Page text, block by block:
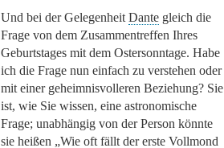
Und bei der Gelegenheit Dante gleich die
Frage von dem Zusammentreffen Ihres
Geburtstages mit dem Ostersonntage. Habe
ich die Frage nun einfach zu verstehen oder
mit einer geheimnisvolleren Beziehung? Sie
ist, wie Sie wissen, eine astronomische
Frage; unabhängig von der Person könnte
sie heißen „Wie oft fällt der erste Vollmond